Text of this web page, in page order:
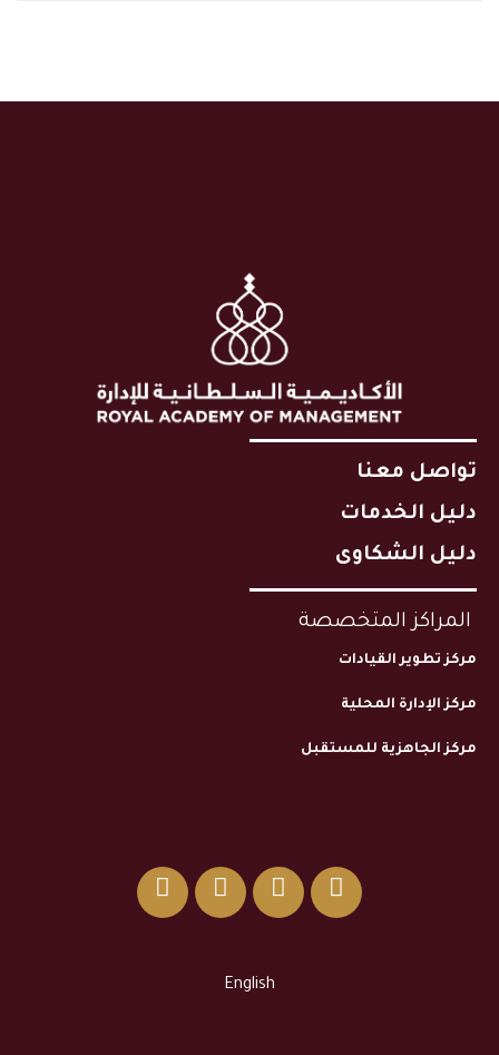
تواصل معنا
دليل الخدمات
دليل الشكاوى
المراكز المتخصصة
مركز تطوير القيادات
مركز الإدارة المحلية
مركز الجاهزية للمستقبل
English